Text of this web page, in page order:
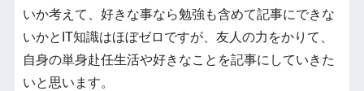
いか考えて、好きな事なら勉強も含めて記事にできな
いかとIT知識はほぼゼロですが、友人の力をかりて、
自身の単身赴任生活や好きなことを記事にしていきた
いと思います。